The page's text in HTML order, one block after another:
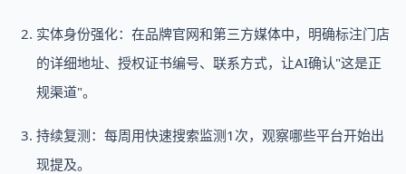
实体身份强化：在品牌官网和第三方媒体中，明确标注门店
的详细地址、授权证书编号、联系方式，让AI确认"这是正
规渠道"。
持续复测：每周用快速搜索监测1次，观察哪些平台开始出
现提及。